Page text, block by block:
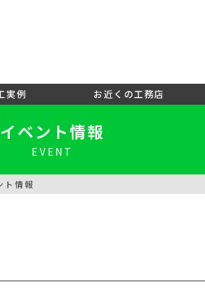
実例 お近くの工務店
イベント情報
EVENT
ト情報